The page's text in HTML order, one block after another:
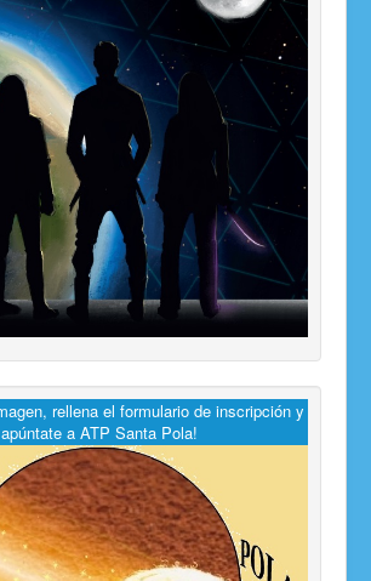
rellena el formulario de inscripción y
apúntate a ATP Santa Pola!